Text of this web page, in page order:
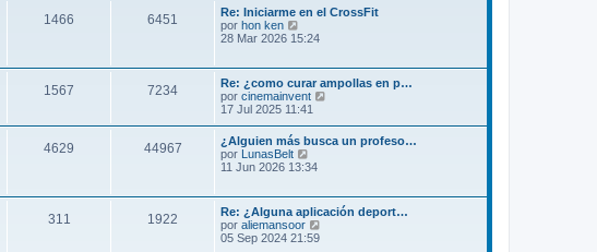
e
n
a
e
t
m
m
e
n
a
j
e
1466 6451
Re: Iniciarme en el CrossFit
por hon ken
e
t
i
m
o
m
e
n
a
j
e
28 Mar 2026 15:24
1567 7234
Re: ¿como curar ampollas en p…
por cinemainvent
l
o
m
17 Jul 2025 11:41
4629 44967
¿Alguien más busca un profeso…
por LunasBelt
e
l
t
i
m
11 Jun 2026 13:34
311 1922
Re: ¿Alguna aplicación deport…
por aliemansoor
05 Sep 2024 21:59